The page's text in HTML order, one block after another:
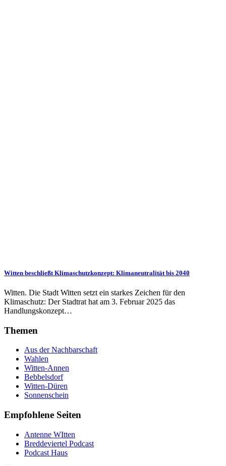
Witten beschließt Klimaschutzkonzept: Klimaneutralität bis 2040
Witten. Die Stadt Witten setzt ein starkes Zeichen für den
Klimaschutz: Der Stadtrat hat am 3. Februar 2025 das
Handlungskonzept…
Themen
Aus der Nachbarschaft
Wahlen
Witten-Annen
Bebbelsdorf
Witten-Düren
Sonnenschein
Empfohlene Seiten
Antenne WItten
Breddeviertel Podcast
Podcast Haus